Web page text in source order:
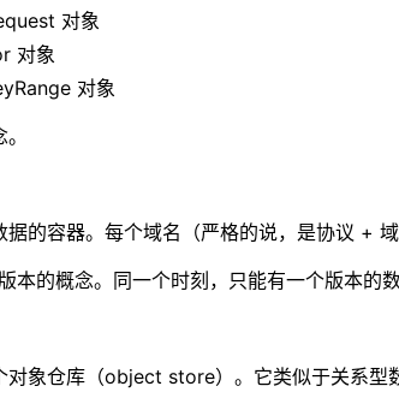
对象
对象
对象
的容器。每个域名（严格的说，是协议 +
本的概念。同一个时刻，只能有一个版本的
象仓库（object store）。它类似于关系型